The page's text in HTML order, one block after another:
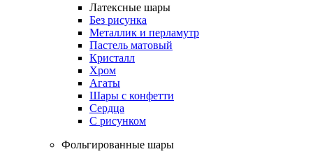
Латексные шары
Без рисунка
Металлик и перламутр
Пастель матовый
Кристалл
Хром
Агаты
Шары с конфетти
Сердца
С рисунком
Фольгированные шары